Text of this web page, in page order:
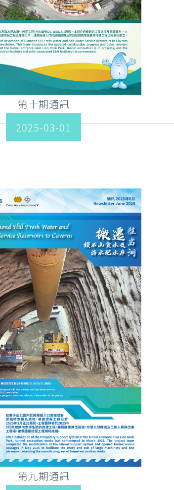
第十期通訊
2025-03-01
第九期通訊